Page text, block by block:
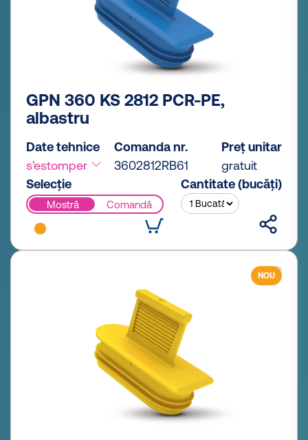
GPN 360 KS 2812 PCR-PE,
albastru
Date tehnice
s'estomper
Comanda nr.
3602812RB61
Preț unitar
gratuit
Selecție
Mostră Comandă
Cantitate (bucăți)
NOU